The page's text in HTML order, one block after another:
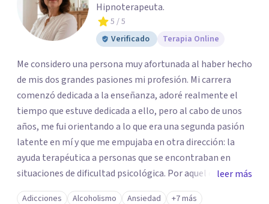
Hipnoterapeuta.
5 / 5
Verificado
Terapia Online
Me considero una persona muy afortunada al haber hecho
de mis dos grandes pasiones mi profesión. Mi carrera
comenzó dedicada a la enseñanza, adoré realmente el
tiempo que estuve dedicada a ello, pero al cabo de unos
años, me fui orientando a lo que era una segunda pasión
latente en mí y que me empujaba en otra dirección: la
ayuda terapéutica a personas que se encontraban en
situaciones de dificultad psicológica. Por aquel entonces
vivía en Bélgica y empecé toda mi formación y después mi
leer más
Adicciones Alcoholismo Ansiedad +7 más